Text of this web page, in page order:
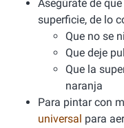
Asegúrate de
superficie, de lo
Que no se
Que deje
Que la
naranja
Para pintar con
universal para